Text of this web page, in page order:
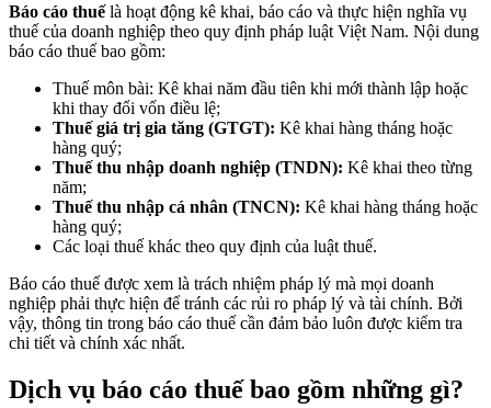
Báo cáo thuếlà hoạt động kê khai, báo cáo và thực hiện nghĩa vụ
thuế của doanh nghiệp theo quy định pháp luật Việt Nam. Nội dung
báo cáo thuế bao gồm:
Thuế môn bài: Kê khai năm đầu tiên khi mới thành lập hoặc
khi thay đổi vốn điều lệ;
Thuế giá trị gia tăng (GTGT): Kê khai hàng tháng hoặc
hàng quý;
Thuế thu nhập doanh nghiệp (TNDN): Kê khai theo từng
năm;
Thuế thu nhập cá nhân (TNCN): Kê khai hàng tháng hoặc
hàng quý;
Các loại thuế khác theo quy định của luật thuế.
Báo cáo thuế được xem là trách nhiệm pháp lý mà mọi doanh
nghiệp phải thực hiện để tránh các rủi ro pháp lý và tài chính. Bởi
vậy, thông tin trong báo cáo thuế cần đảm bảo luôn được kiểm tra
chi tiết và chính xác nhất.
Dịch vụ báo cáo thuế bao gồm những gì?